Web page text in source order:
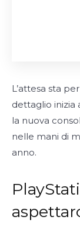
L’attesa sta
dettaglio inizia
la nuova
nelle mani di
anno.